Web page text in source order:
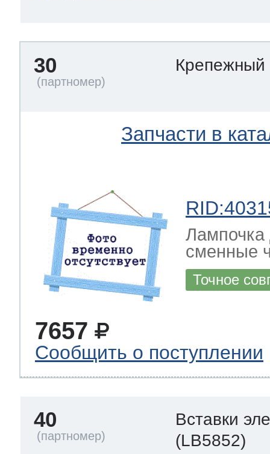
30
Запчасти в
Лампочка
сменные
Точное
7657
Сообщить о поступлении
40
Вставки
(LB5852)